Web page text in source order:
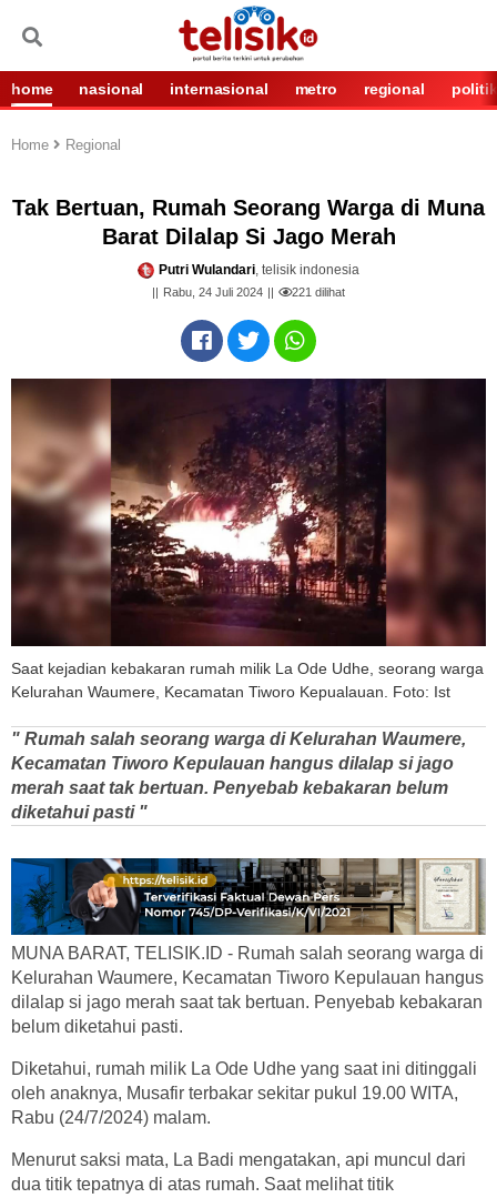
home nasional internasional metro regional politik
Home Regional
Tak Bertuan, Rumah Seorang Warga di Muna
Barat Dilalap Si Jago Merah
Putri Wulandari, telisik indonesia
Rabu, 24 Juli 2024 221 dilihat
Saat kejadian kebakaran rumah milik La Ode Udhe, seorang warga
Kelurahan Waumere, Kecamatan Tiworo Kepualauan. Foto: Ist
" Rumah salah seorang warga di Kelurahan Waumere,
Kecamatan Tiworo Kepulauan hangus dilalap si jago
merah saat tak bertuan. Penyebab kebakaran belum
diketahui pasti "
MUNA BARAT, TELISIK.ID - Rumah salah seorang warga di
Kelurahan Waumere, Kecamatan Tiworo Kepulauan hangus
dilalap si jago merah saat tak bertuan. Penyebab kebakaran
belum diketahui pasti.
Diketahui, rumah milik La Ode Udhe yang saat ini ditinggali
oleh anaknya, Musafir terbakar sekitar pukul 19.00 WITA,
Rabu (24/7/2024) malam.
Menurut saksi mata, La Badi mengatakan, api muncul dari
dua titik tepatnya di atas rumah. Saat melihat titik